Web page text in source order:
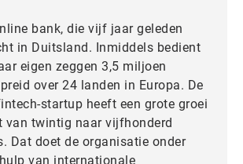
bank, die vijf jaar geleden
in Duitsland. Inmiddels bedient
eigen zeggen 3,5 miljoen
over 24 landen in Europa. De
startup heeft een grote groei
van twintig naar vijfhonderd
Dat doet de organisatie onder
van internationale